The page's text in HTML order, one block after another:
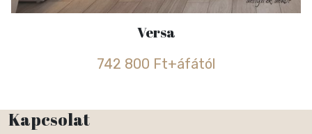
Versa
742 800 Ft+áfától
Kapcsolat